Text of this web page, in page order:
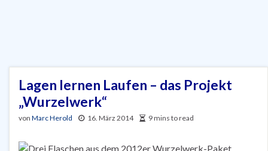
Lagen lernen Laufen – das Projekt
„Wurzelwerk“
von Marc Herold 16. März 2014 9 mins to read